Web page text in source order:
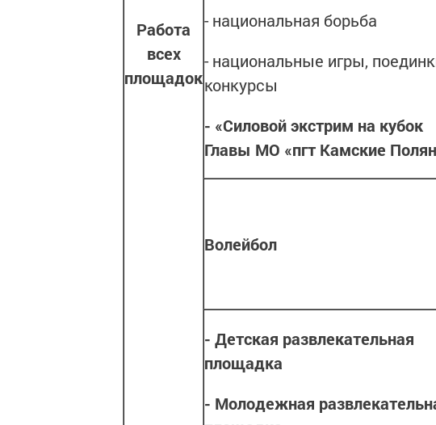
Работа
всех
площадок
- национальная борьба
- национальные игры,
конкурсы
- «Силовой экстрим на кубок
Главы МО «пгт Камские
Волейбол
- Детская развлекательная
площадка
- Молодежная